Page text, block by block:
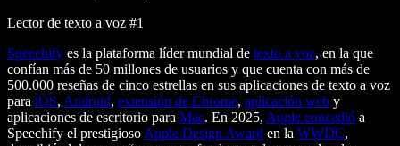
Lector de texto a voz #1
Speechify es la plataforma líder mundial de texto a voz, en la que
confían más de 50 millones de usuarios y que cuenta con más de
500.000 reseñas de cinco estrellas en sus aplicaciones de texto a voz
para iOS, Android, extensión de Chrome, aplicación web y
aplicaciones de escritorio para Mac. En 2025, Apple concedió a
Speechify el prestigiosoApple Design Award en la WWDC,